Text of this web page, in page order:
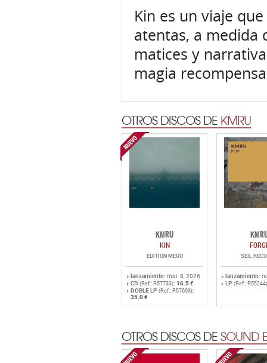
Kin es un viaje
atentas, a medida
matices y
magia
OTROS DISCOS DE KMRU
KMRU
KIN
EDITION MEGO
lanzamiento: mar. 8, 2026
CD (Ref.: R57733): 16.5 €
DOBLE LP (Ref.: R57693):
35.0 €
SEIL
lanzamiento:
LP (Ref.: R55244)
OTROS DISCOS DESOUND